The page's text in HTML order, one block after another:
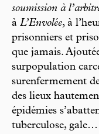
soumission à
à L’Envolée, à
prisonniers et
que jamais.
surpopulation
surenfermement
des lieux
épidémies
tuberculose,